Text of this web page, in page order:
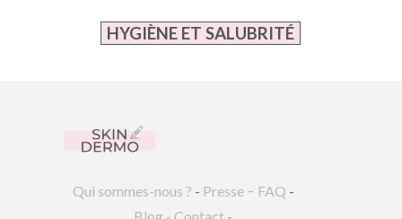
HYGIÈNE ET SALUBRITÉ
Qui sommes-nous ? - Presse - FAQ -
Blog - Contact -